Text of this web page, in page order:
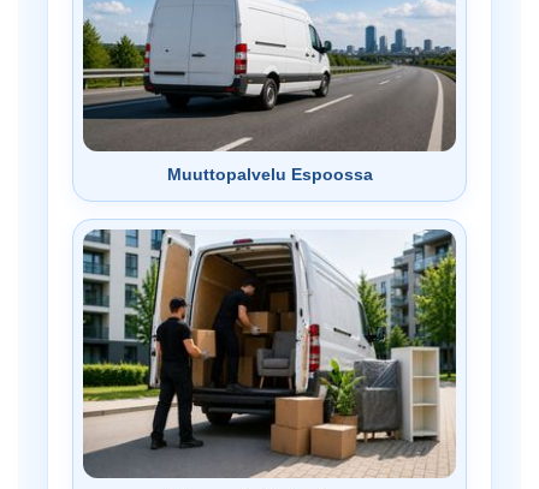
Muuttopalvelu Espoossa